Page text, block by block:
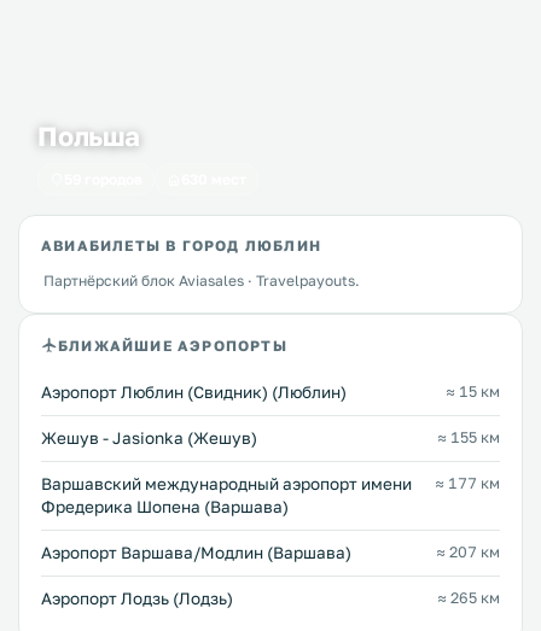
Польша
АВИАБИЛЕТЫ В ГОРОД ЛЮБЛИН
Партнёрский блок Aviasales · Travelpayouts.
БЛИЖАЙШИЕ АЭРОПОРТЫ
Аэропорт Люблин (Свидник) (Люблин) ≈ 15 км
Жешув - Jasionka (Жешув) ≈ 155 км
Варшавский международный аэропорт имени
Фредерика Шопена (Варшава)
≈ 177 км
Аэропорт Варшава/Модлин (Варшава) ≈ 207 км
Аэропорт Лодзь (Лодзь) ≈ 265 км